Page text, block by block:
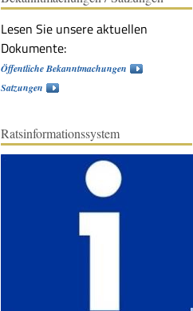
Lesen Sie unsere aktuellen
Dokumente:
Öffentliche Bekanntmachungen
Satzungen
Ratsinformationssystem